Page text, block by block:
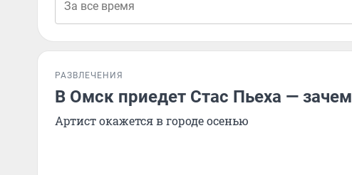
РАЗВЛЕЧЕНИЯ
В Омск приедет Стас Пьеха — зачем
Артист окажется в городе осенью